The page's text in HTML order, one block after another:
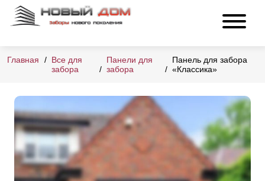
Главная
Все для
забора
Панели для
забора
Панель для забора
«Классика»